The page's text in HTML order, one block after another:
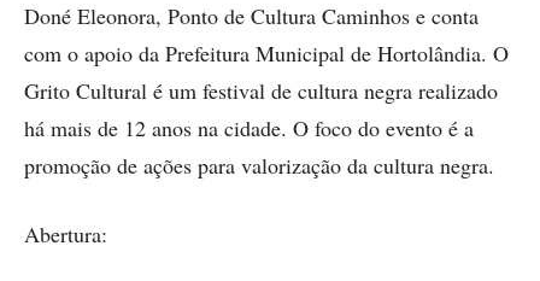
Doné Eleonora, Ponto de Cultura Caminhos e conta
com o apoio da Prefeitura Municipal de Hortolândia. O
Grito Cultural é um festival de cultura negra realizado
há mais de 12 anos na cidade. O foco do evento é a
promoção de ações para valorização da cultura negra.
Abertura: